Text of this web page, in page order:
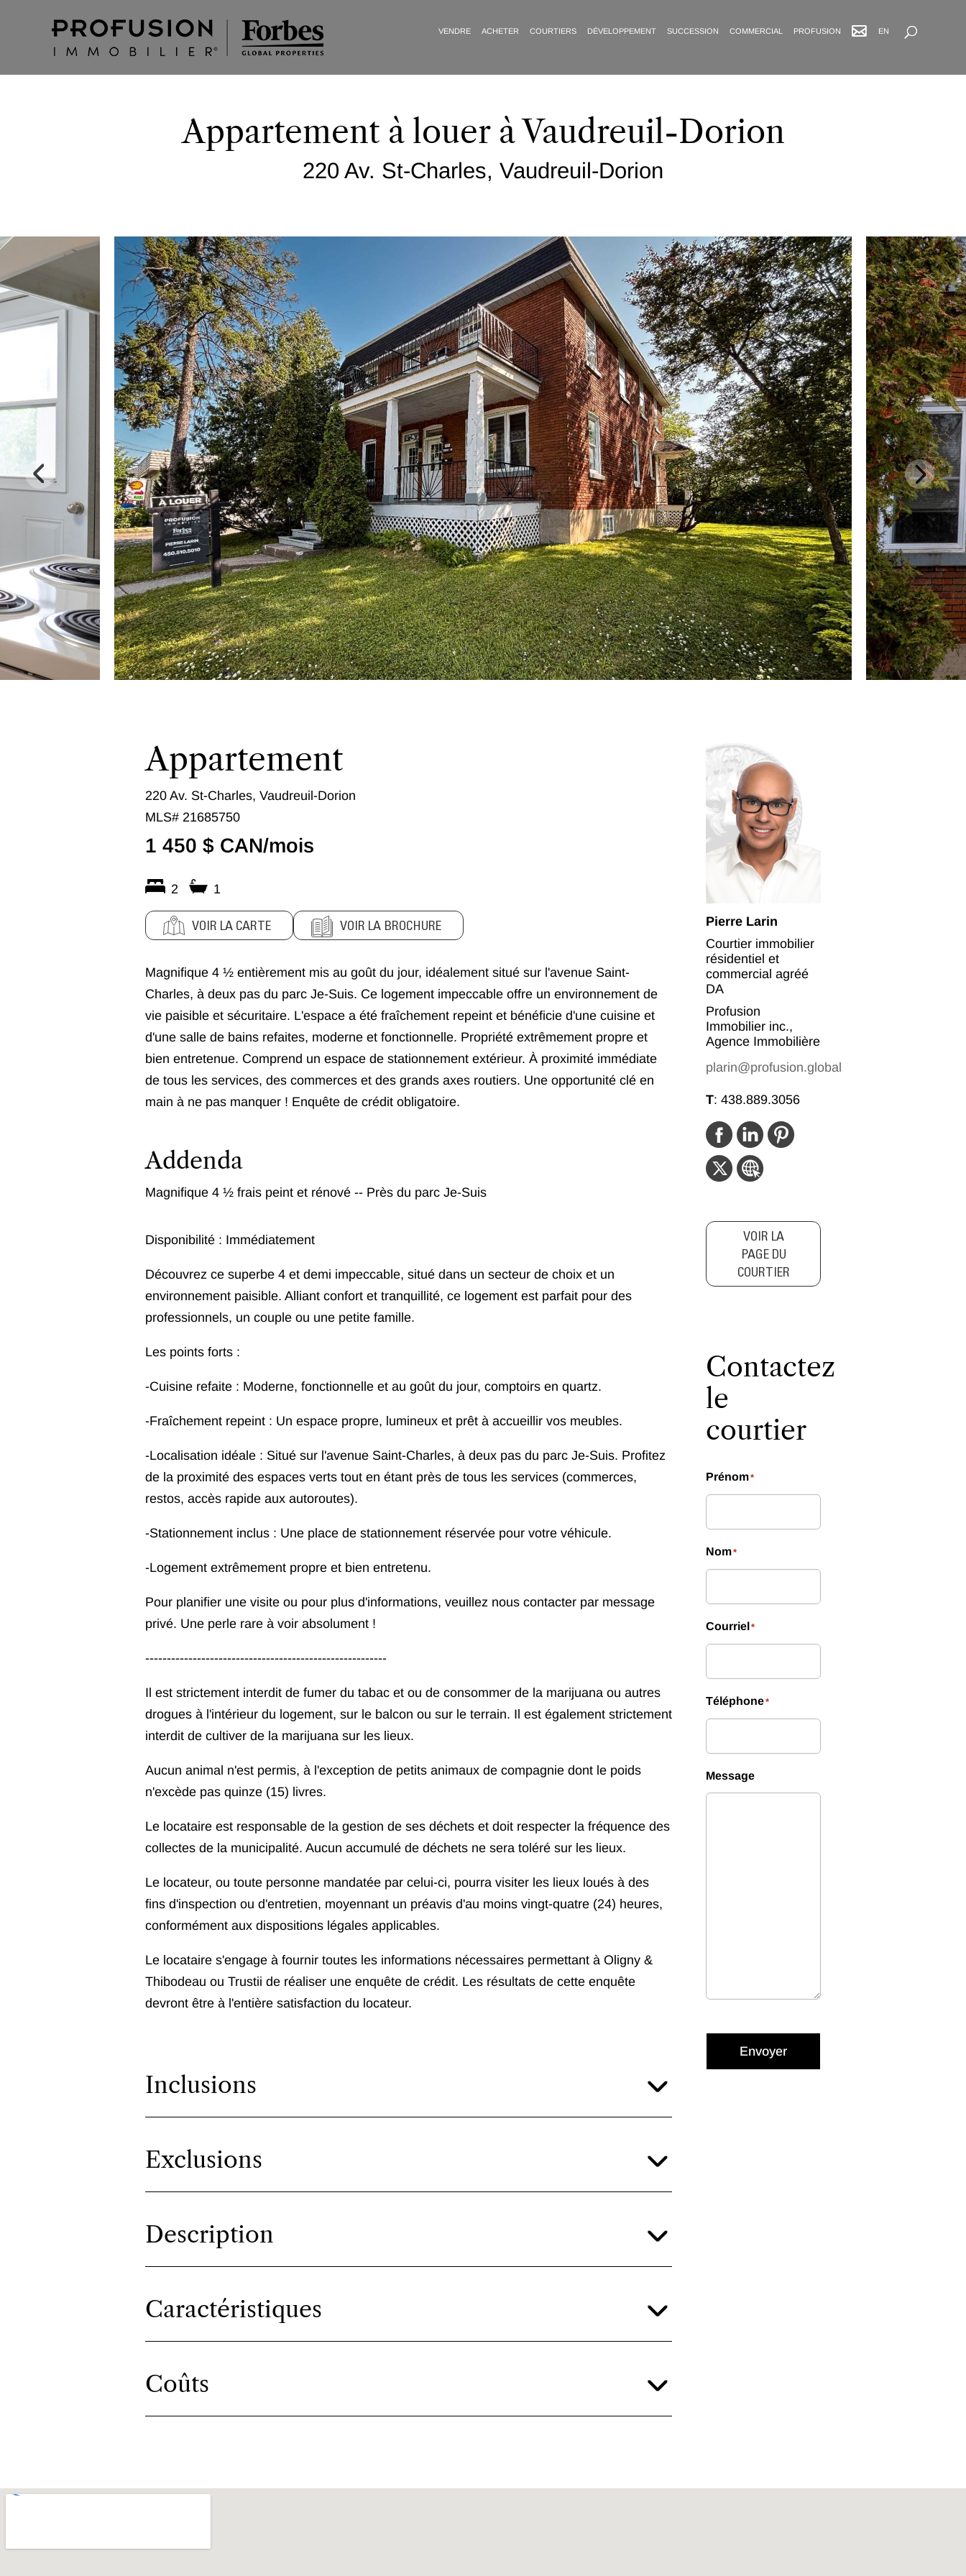
VENDRE ACHETER COURTIERS DÉVELOPPEMENT SUCCESSION COMMERCIAL PROFUSION EN
Recherche avancée
Appartement à louer à Vaudreuil-Dorion
220 Av. St-Charles, Vaudreuil-Dorion
Appartement
220 Av. St-Charles, Vaudreuil-Dorion
MLS# 21685750
1 450 $ CAN/mois
2 1
VOIR LA CARTE VOIR LA BROCHURE
Magnifique 4 ½ entièrement mis au goût du jour, idéalement situé sur l'avenue Saint-
Charles, à deux pas du parc Je-Suis. Ce logement impeccable offre un environnement de
vie paisible et sécuritaire. L'espace a été fraîchement repeint et bénéficie d'une cuisine et
d'une salle de bains refaites, moderne et fonctionnelle. Propriété extrêmement propre et
bien entretenue. Comprend un espace de stationnement extérieur. À proximité immédiate
de tous les services, des commerces et des grands axes routiers. Une opportunité clé en
main à ne pas manquer ! Enquête de crédit obligatoire.
Addenda
Magnifique 4 ½ frais peint et rénové -- Près du parc Je-Suis
Disponibilité : Immédiatement
Découvrez ce superbe 4 et demi impeccable, situé dans un secteur de choix et un
environnement paisible. Alliant confort et tranquillité, ce logement est parfait pour des
professionnels, un couple ou une petite famille.
Les points forts :
-Cuisine refaite : Moderne, fonctionnelle et au goût du jour, comptoirs en quartz.
-Fraîchement repeint : Un espace propre, lumineux et prêt à accueillir vos meubles.
-Localisation idéale : Situé sur l'avenue Saint-Charles, à deux pas du parc Je-Suis. Profitez
de la proximité des espaces verts tout en étant près de tous les services (commerces,
restos, accès rapide aux autoroutes).
-Stationnement inclus : Une place de stationnement réservée pour votre véhicule.
-Logement extrêmement propre et bien entretenu.
Pour planifier une visite ou pour plus d'informations, veuillez nous contacter par message
privé. Une perle rare à voir absolument !
--------------------------------------------------------
Il est strictement interdit de fumer du tabac et ou de consommer de la marijuana ou autres
drogues à l'intérieur du logement, sur le balcon ou sur le terrain. Il est également strictement
interdit de cultiver de la marijuana sur les lieux.
Aucun animal n'est permis, à l'exception de petits animaux de compagnie dont le poids
n'excède pas quinze (15) livres.
Le locataire est responsable de la gestion de ses déchets et doit respecter la fréquence des
collectes de la municipalité. Aucun accumulé de déchets ne sera toléré sur les lieux.
Le locateur, ou toute personne mandatée par celui-ci, pourra visiter les lieux loués à des
fins d'inspection ou d'entretien, moyennant un préavis d'au moins vingt-quatre (24) heures,
conformément aux dispositions légales applicables.
Le locataire s'engage à fournir toutes les informations nécessaires permettant à Oligny &
Thibodeau ou Trustii de réaliser une enquête de crédit. Les résultats de cette enquête
devront être à l'entière satisfaction du locateur.
Inclusions
Exclusions
Description
Caractéristiques
Coûts
Pierre Larin
Courtier immobilier
résidentiel et
commercial agréé
DA
Profusion
Immobilier inc.,
Agence Immobilière
plarin@profusion.global
T:438.889.3056
VOIR LA
PAGE DU
COURTIER
Contactez
le
courtier
Prénom*
Nom*
Courriel*
Téléphone*
Message
Envoyer